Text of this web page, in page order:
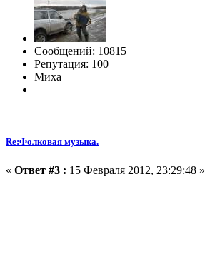
Сообщений: 10815
Репутация: 100
Миха
Re:Фолковая музыка.
« Ответ #3 : 15 Февраля 2012, 23:29:48 »